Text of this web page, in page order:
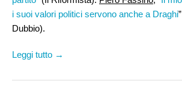
i suoi valori politici servono anche a Draghi
Dubbio).
Leggi tutto →